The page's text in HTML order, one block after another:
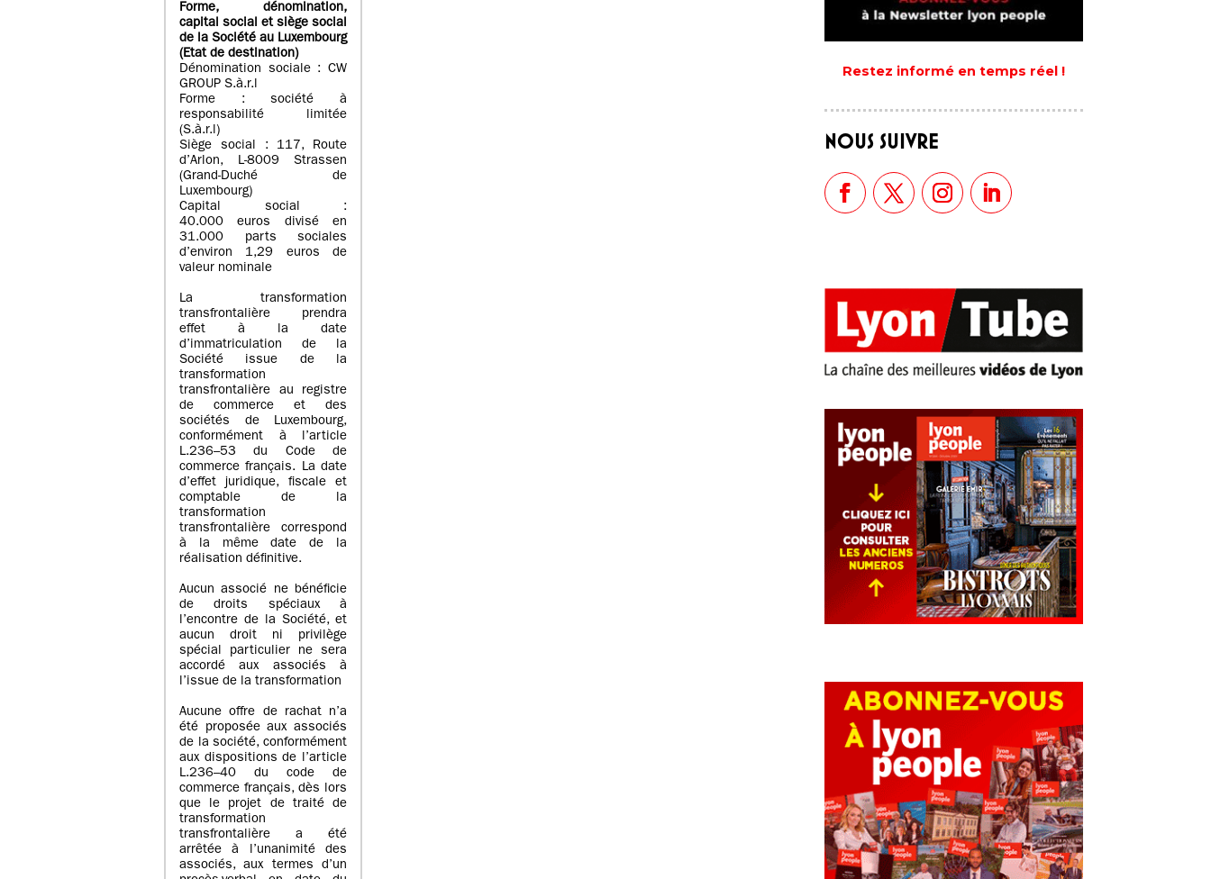
Forme, dénomination,
capital social et siège social
de la Société au Luxembourg
(Etat de destination)
Dénomination sociale : CW
GROUP S.à.r.l
Forme : société à
responsabilité limitée
(S.à.r.l)
Siège social : 117, Route
d’Arlon, L-8009 Strassen
(Grand-Duché de
Luxembourg)
Capital social :
40.000 euros divisé en
31.000 parts sociales
d’environ 1,29 euros de
valeur nominale
La transformation
transfrontalière prendra
effet à la date
d’immatriculation de la
Société issue de la
transformation
transfrontalière au registre
de commerce et des
sociétés de Luxembourg,
conformément à l’article
L.236–53 du Code de
commerce français. La date
d’effet juridique, fiscale et
comptable de la
transformation
transfrontalière correspond
à la même date de la
réalisation définitive.
Aucun associé ne bénéficie
de droits spéciaux à
l’encontre de la Société, et
aucun droit ni privilège
spécial particulier ne sera
accordé aux associés à
l’issue de la transformation
Aucune offre de rachat n’a
été proposée aux associés
de la société, conformément
aux dispositions de l’article
L.236–40 du code de
commerce français, dès lors
que le projet de traité de
transformation
transfrontalière a été
arrêtée à l’unanimité des
associés, aux termes d’un
Restez informé en temps réel !
NOUS SUIVRE